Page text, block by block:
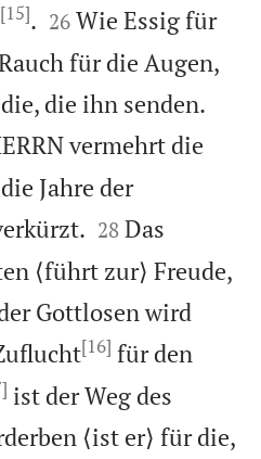
[15]. 

26 Wie Essig für
für die Augen,
die ihn senden.
vermehrt die
Jahre der


28 Das
⟨führt zur⟩ Freude,
Gottlosen wird
[16] für den
ist der Weg des
⟨ist er⟩ für die,